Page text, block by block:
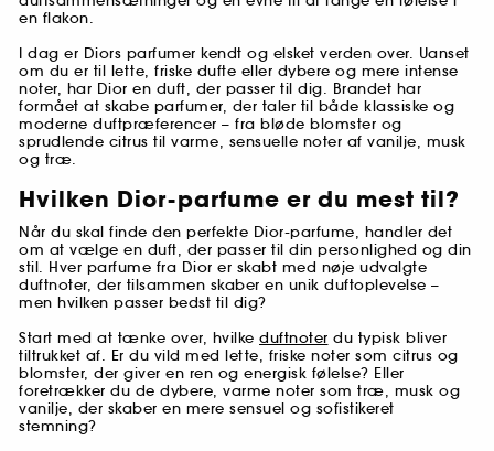
en flakon.
I dag er Diors parfumer kendt og elsket verden over. Uanset
om du er til lette, friske dufte eller dybere og mere intense
noter, har Dior en duft, der passer til dig. Brandet har
formået at skabe parfumer, der taler til både klassiske og
moderne duftpræferencer – fra bløde blomster og
sprudlende citrus til varme, sensuelle noter af vanilje, musk
og træ.
Hvilken Dior-parfume er du mest til?
Når du skal finde den perfekte Dior-parfume, handler det
om at vælge en duft, der passer til din personlighed og din
stil. Hver parfume fra Dior er skabt med nøje udvalgte
duftnoter, der tilsammen skaber en unik duftoplevelse –
men hvilken passer bedst til dig?
Start med at tænke over, hvilke duftnoter du typisk bliver
tiltrukket af. Er du vild med lette, friske noter som citrus og
blomster, der giver en ren og energisk følelse? Eller
foretrækker du de dybere, varme noter som træ, musk og
vanilje, der skaber en mere sensuel og sofistikeret
stemning?